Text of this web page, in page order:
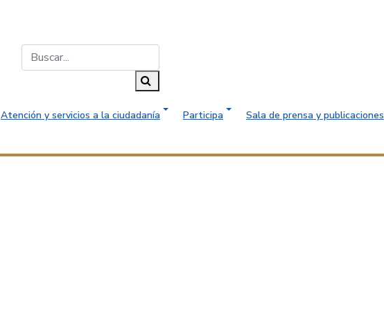
Atención y servicios a la ciudadanía Participa Sala de prensa y publicaciones